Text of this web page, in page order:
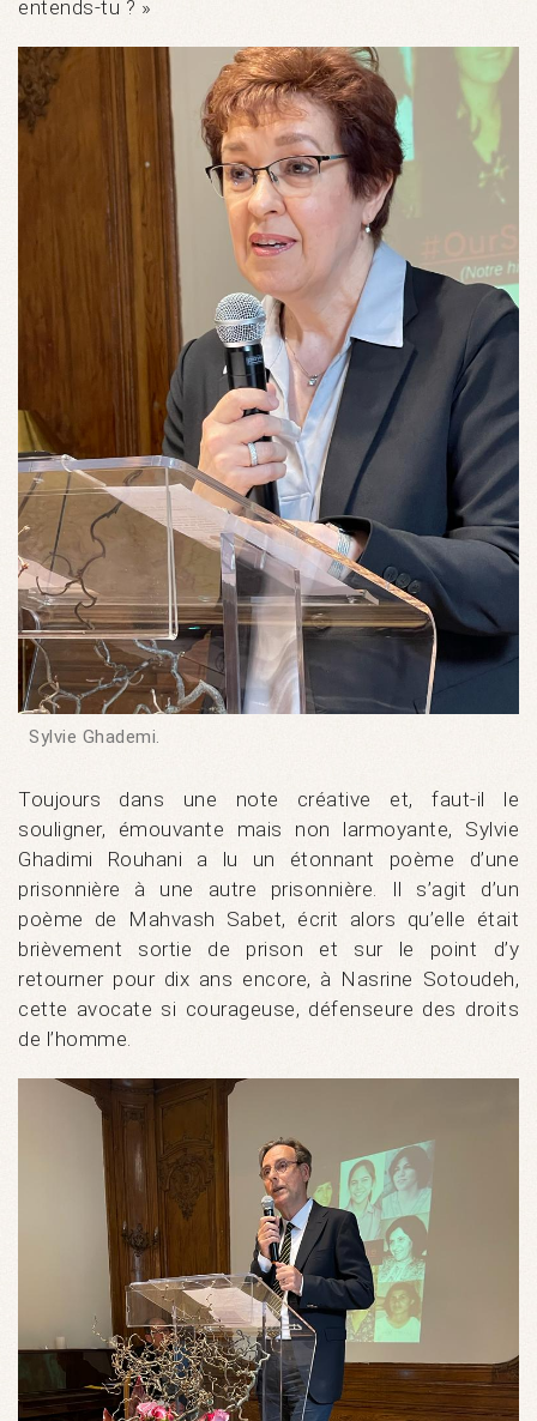
entends-tu ? »
Sylvie Ghademi.
Toujours dans une note créative et, faut-il le
souligner, émouvante mais non larmoyante, Sylvie
Ghadimi Rouhani a lu un étonnant poème d’une
prisonnière à une autre prisonnière. Il s’agit d’un
poème de Mahvash Sabet, écrit alors qu’elle était
brièvement sortie de prison et sur le point d’y
retourner pour dix ans encore, à Nasrine Sotoudeh,
cette avocate si courageuse, défenseure des droits
de l’homme.